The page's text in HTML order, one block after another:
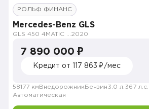
РОЛЬФ ФИНАНС
Mercedes-Benz GLS
2020
7 890 000 ₽
Кредит от 117 863 ₽/мес
58177 км Внедорожник Бензин3.0 л. 367 л.с.
Автоматическая